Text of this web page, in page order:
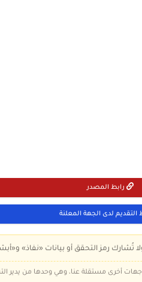
رابط المصدر
التقديم لدى الجهة المعلنة
تُشارك رمز التحقق أو بيانات «نفاذ»
أو جهات أخرى مستقلة عنا، وهي وحدها من